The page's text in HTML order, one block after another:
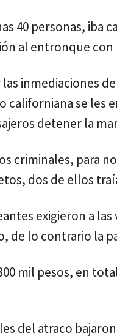
40 personas, iba
al entronque con
inmediaciones
se les
detener la
criminales, para
dos de ellos
exigieron a
de lo contrario la
mil pesos, en
del atraco